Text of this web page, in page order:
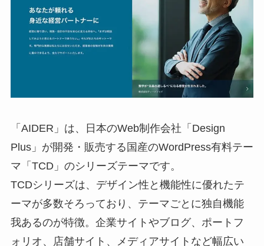
「AIDER」は、日本のWeb制作会社「Design
Plus」が開発・販売する国産のWordPress有料テー
マ「TCD」のシリーズテーマです。
TCDシリーズは、デザイン性と機能性に優れたテ
ーマが多数そろっており、テーマごとに独自機能
我あるのが特徴。企業サイトやブログ、ポートフ
ォリオ、店舗サイト、メディアサイトなど幅広い